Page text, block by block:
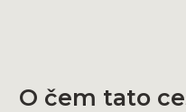
O čem tato